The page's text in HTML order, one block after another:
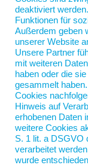
Zu den
Landes gehört
Mindestens
Trainersuche
„Postillon“...
deaktiviert
Funktionen für
Außerdem geben
unserer Website
Unsere Partner
mit weiteren
haben oder die
gesammelt
Cookies
Hinweis auf
erhobenen Daten
weitere Cookies
S. 1 lit. a DSGVO
verarbeitet
wurde